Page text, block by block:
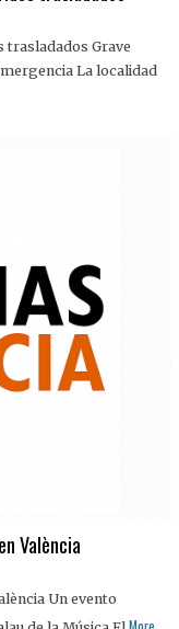
trasladados Grave
La localidad
València
Un evento